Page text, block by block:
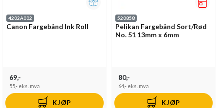
4202A002
Canon Fargebånd Ink Roll
69,-
55,- eks. mva
KJØP
520858
Pelikan Fargebånd Sort/Rød
No. 51 13mm x 6mm
80,-
64,- eks. mva
KJØP